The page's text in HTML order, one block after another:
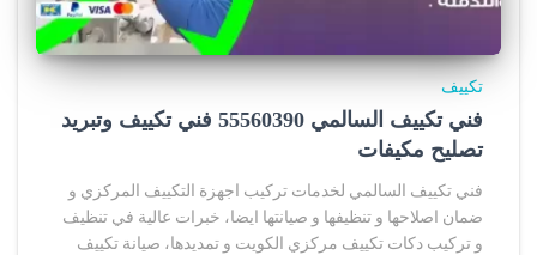
تكييف
فني تكييف السالمي 55560390 فني تكييف وتبريد
تصليح مكيفات
فني تكييف السالمي لخدمات تركيب اجهزة التكييف المركزي و
ضمان اصلاحها و تنظيفها و صيانتها ايضا، خبرات عالية في تنظيف
و تركيب دكات تكييف مركزي الكويت و تمديدها، صيانة تكييف